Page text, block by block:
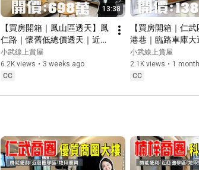
#東森房屋仁武店#小武線上賞屋 #最強行銷團隊#
#仁武在地深耕#仁武仲介團隊#仁武行銷團隊#包
#代租代管
#房東房客#買屋賣屋 #買房賣房
#數位
#仁武透天#仁武別墅 #仁武土地 #仁武大樓#仁武
#仁武廠房
#北屋滯洪池#仁武
#高雄房仲
13:38
【買房開箱｜鳳山區透天】鳳
仁路｜懷舊低總價透天｜近商
圈學區｜採光明亮｜生活機能
便利｜格局方正｜開價698萬
小武線上賞屋
6.2K views • 3 weeks ago
CC
【買房開箱｜仁
港巷｜臨路車庫大
國道｜近商圈學區
｜開價1380萬
小武線上賞屋
2.1K views • 1
CC